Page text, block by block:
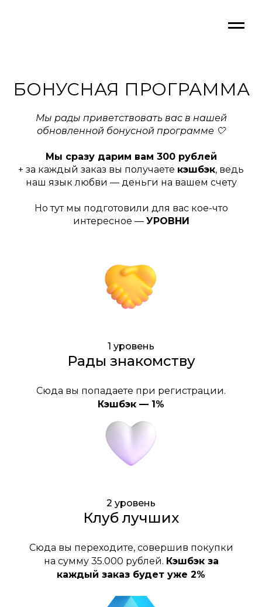
БОНУСНАЯ ПРОГРАММА
Мы рады приветствовать вас в нашей
обновленной бонусной программе 🤍
Мы сразу дарим вам 300 рублей
+ за каждый заказ вы получаете кэшбэк, ведь
наш язык любви — деньги на вашем счету
Но тут мы подготовили для вас кое-что
интересное — УРОВНИ
1 уровень
Рады знакомству
Сюда вы попадаете при регистрации.
Кэшбэк — 1%
2 уровень
Клуб лучших
Сюда вы переходите, совершив покупки
на сумму 35.000 рублей. Кэшбэк за
каждый заказ будет уже 2%